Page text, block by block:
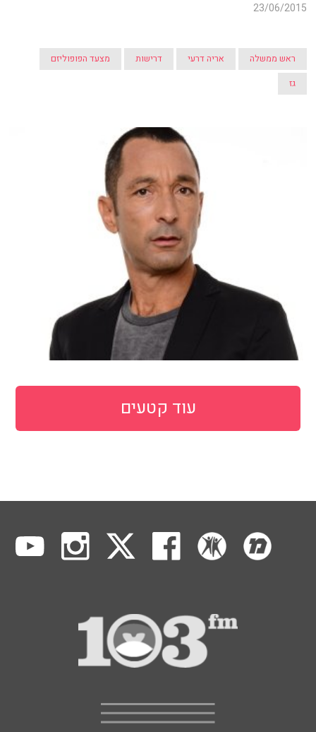
23/06/2015
ראש ממשלה אריה דרעי דרישות
מצעד הפופוליזם
גז
עוד קטעים